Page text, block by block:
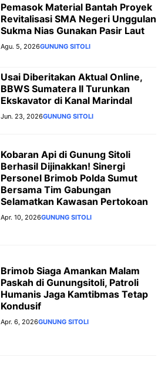
Pemasok Material Bantah Proyek
Revitalisasi SMA Negeri Unggulan
Sukma Nias Gunakan Pasir Laut
Agu. 5, 2026GUNUNG SITOLI
‎Usai Diberitakan Aktual Online,
BBWS Sumatera II Turunkan
Ekskavator di Kanal Marindal
Jun. 23, 2026GUNUNG SITOLI
Kobaran Api di Gunung Sitoli
Berhasil Dijinakkan! Sinergi
Personel Brimob Polda Sumut
Bersama Tim Gabungan
Selamatkan Kawasan Pertokoan
Apr. 10, 2026GUNUNG SITOLI
Brimob Siaga Amankan Malam
Paskah di Gunungsitoli, Patroli
Humanis Jaga Kamtibmas Tetap
Kondusif
Apr. 6, 2026GUNUNG SITOLI